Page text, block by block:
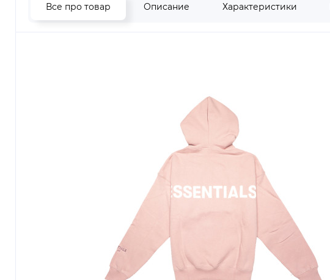
Все про товар Описание Характеристики